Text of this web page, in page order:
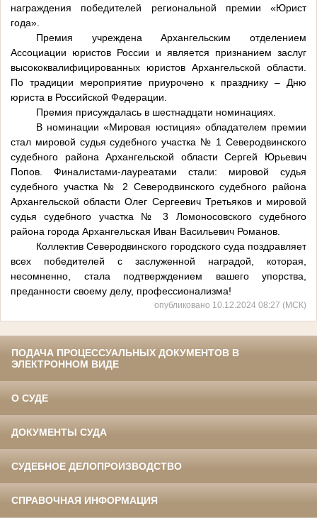
награждения победителей региональной премии «Юрист
года».
Премия учреждена Архангельским отделением
Ассоциации юристов России и является признанием заслуг
высококвалифицированных юристов Архангельской области.
По традиции мероприятие приурочено к празднику – Дню
юриста в Российской Федерации.
Премия присуждалась в шестнадцати номинациях.
В номинации «Мировая юстиция» обладателем премии
стал мировой судья судебного участка № 1 Северодвинского
судебного района Архангельской области Сергей Юрьевич
Попов. Финалистами-лауреатами стали: мировой судья
судебного участка № 2 Северодвинского судебного района
Архангельской области Олег Сергеевич Третьяков и мировой
судья судебного участка № 3 Ломоносовского судебного
района города Архангельская Иван Васильевич Романов.
Коллектив Северодвинского городского суда поздравляет
всех победителей с заслуженной наградой, которая,
несомненно, стала подтверждением вашего упорства,
преданности своему делу, профессионализма!
опубликовано 10.12.2024 08:27 (МСК)
ПОДАЧА ПРОЦЕССУАЛЬНЫХ ДОКУМЕНТОВ В
ЭЛЕКТРОННОМ ВИДЕ
О СУДЕ
ДОКУМЕНТЫ СУДА
СУДЕБНОЕ ДЕЛОПРОИЗВОДСТВО
СПРАВОЧНАЯ ИНФОРМАЦИЯ